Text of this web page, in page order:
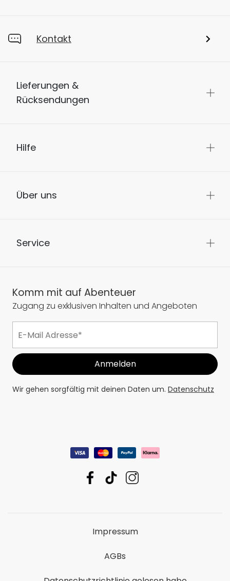
Kontakt
Lieferungen &
Rücksendungen
Hilfe
Über uns
Service
Komm mit auf Abenteuer
Zugang zu exklusiven Inhalten und Angeboten
Wir gehen sorgfältig mit deinen Daten um. Datenschutz
Impressum
AGBs